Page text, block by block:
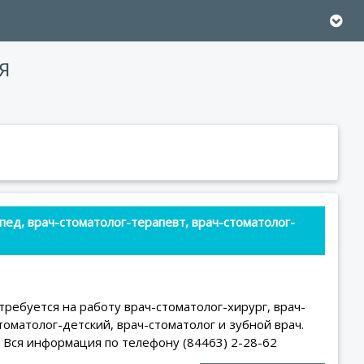
врач-стоматолог-терапевт, врач-стоматолог-
на работу врач-стоматолог-хирург, врач-
детский, врач-стоматолог и зубной врач.
Вся информация по телефону (84463) 2-28-62